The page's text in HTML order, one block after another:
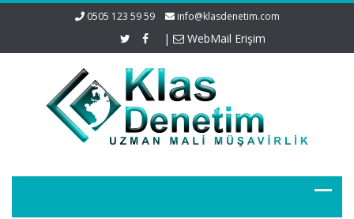
0505 123 59 59 info@klasdenetim.com
| WebMail Erişim